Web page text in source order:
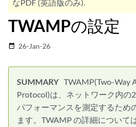
なPDF (英語版のみ).
TWAMPの設定
date_range 26-Jan-26
TWAMP(Two-Way
Protocol)は、ネットワーク内の
パフォーマンスを測定するため
ます。TWAMP の詳細について